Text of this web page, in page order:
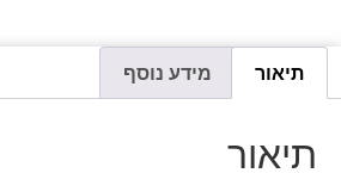
תיאור מידע נוסף
תיאור